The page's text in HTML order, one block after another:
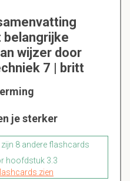
belangrijke
wijzer door
7 | britt
je sterker
zijn 8 andere flashcards
hoofdstuk 3.3
zien